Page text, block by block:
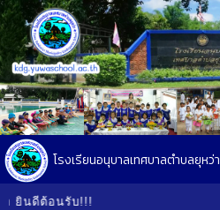
โรงเรียนอนุบาลเทศบาลตำบลยุหว่า
ยินดีต้อนรับ!!!